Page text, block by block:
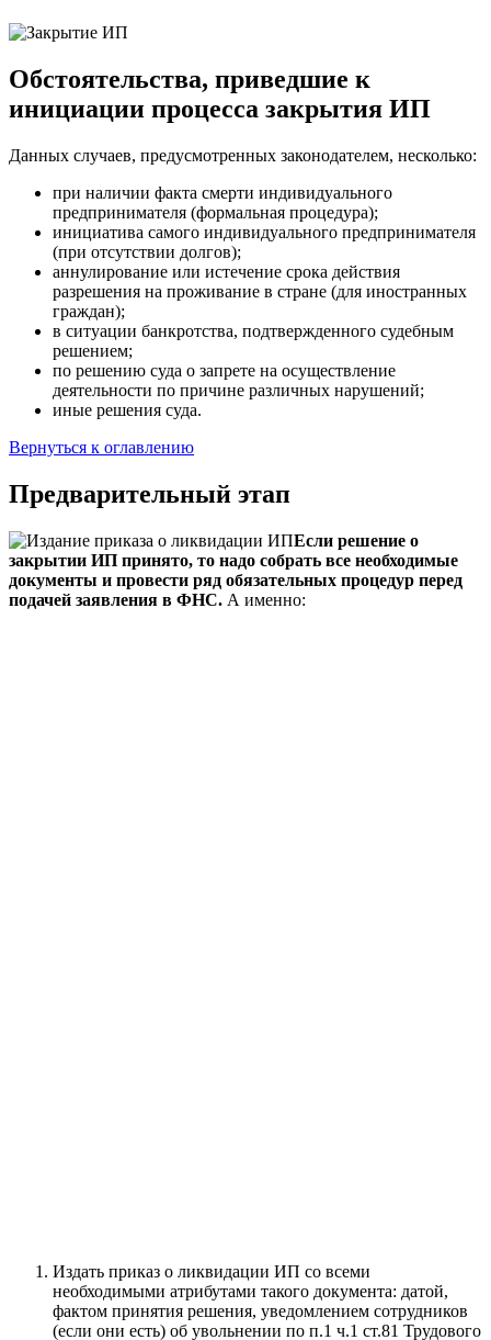
Обстоятельства, приведшие к
инициации процесса закрытия ИП
Данных случаев, предусмотренных законодателем, несколько:
при наличии факта смерти индивидуального
предпринимателя (формальная процедура);
инициатива самого индивидуального предпринимателя
(при отсутствии долгов);
аннулирование или истечение срока действия
разрешения на проживание в стране (для иностранных
граждан);
в ситуации банкротства, подтвержденного судебным
решением;
по решению суда о запрете на осуществление
деятельности по причине различных нарушений;
иные решения суда.
Вернуться к оглавлению
Предварительный этап
Если решение о
закрытии ИП принято, то надо собрать все необходимые
документы и провести ряд обязательных процедур перед
подачей заявления в ФНС. А именно:
Издать приказ о ликвидации ИП со всеми
необходимыми атрибутами такого документа: датой,
фактом принятия решения, уведомлением сотрудников
(если они есть) об увольнении по п.1 ч.1 ст.81 Трудового